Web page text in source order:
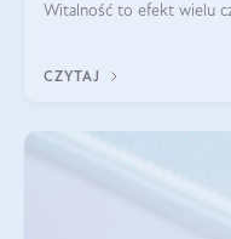
Witalność to efekt wielu
CZYTAJ